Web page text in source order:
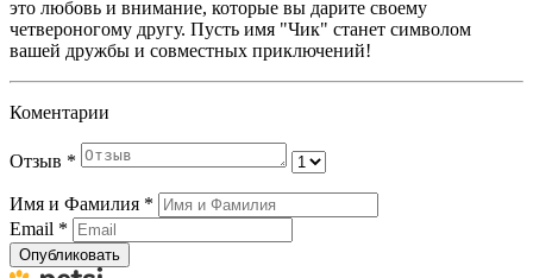
это любовь и внимание, которые вы дарите своему
четвероногому другу. Пусть имя "Чик" станет символом
вашей дружбы и совместных приключений!
Коментарии
Отзыв *
Имя и Фамилия *
Email *
Опубликовать